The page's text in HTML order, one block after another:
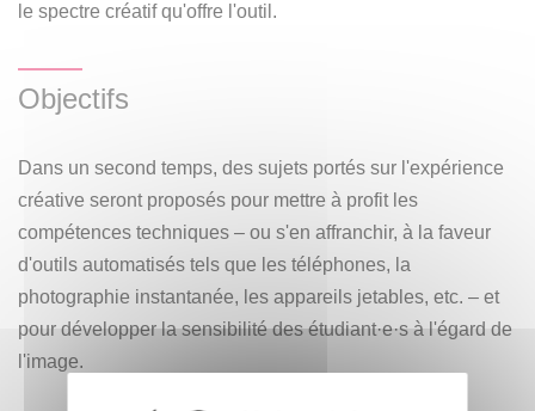
le spectre créatif qu'offre l'outil.
Objectifs
Dans un second temps, des sujets portés sur l'expérience
créative seront proposés pour mettre à profit les
compétences techniques – ou s'en affranchir, à la faveur
d'outils automatisés tels que les téléphones, la
photographie instantanée, les appareils jetables, etc. – et
pour développer la sensibilité des étudiant·e·s à l'égard de
l'image.